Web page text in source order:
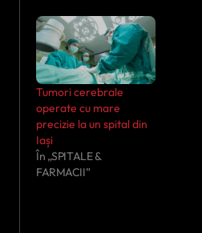
Tumori cerebrale
operate cu mare
precizie la un spital din
Iași
În „SPITALE &
FARMACII”